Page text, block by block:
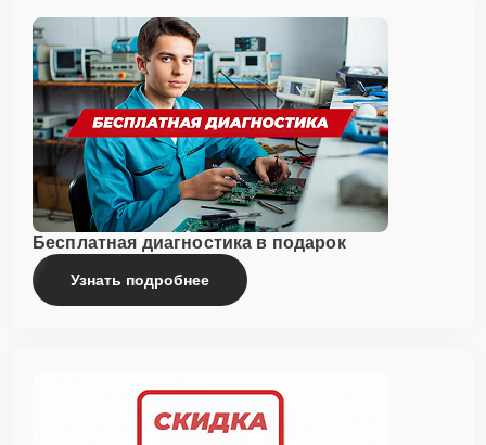
Бесплатная диагностика в подарок
Узнать подробнее